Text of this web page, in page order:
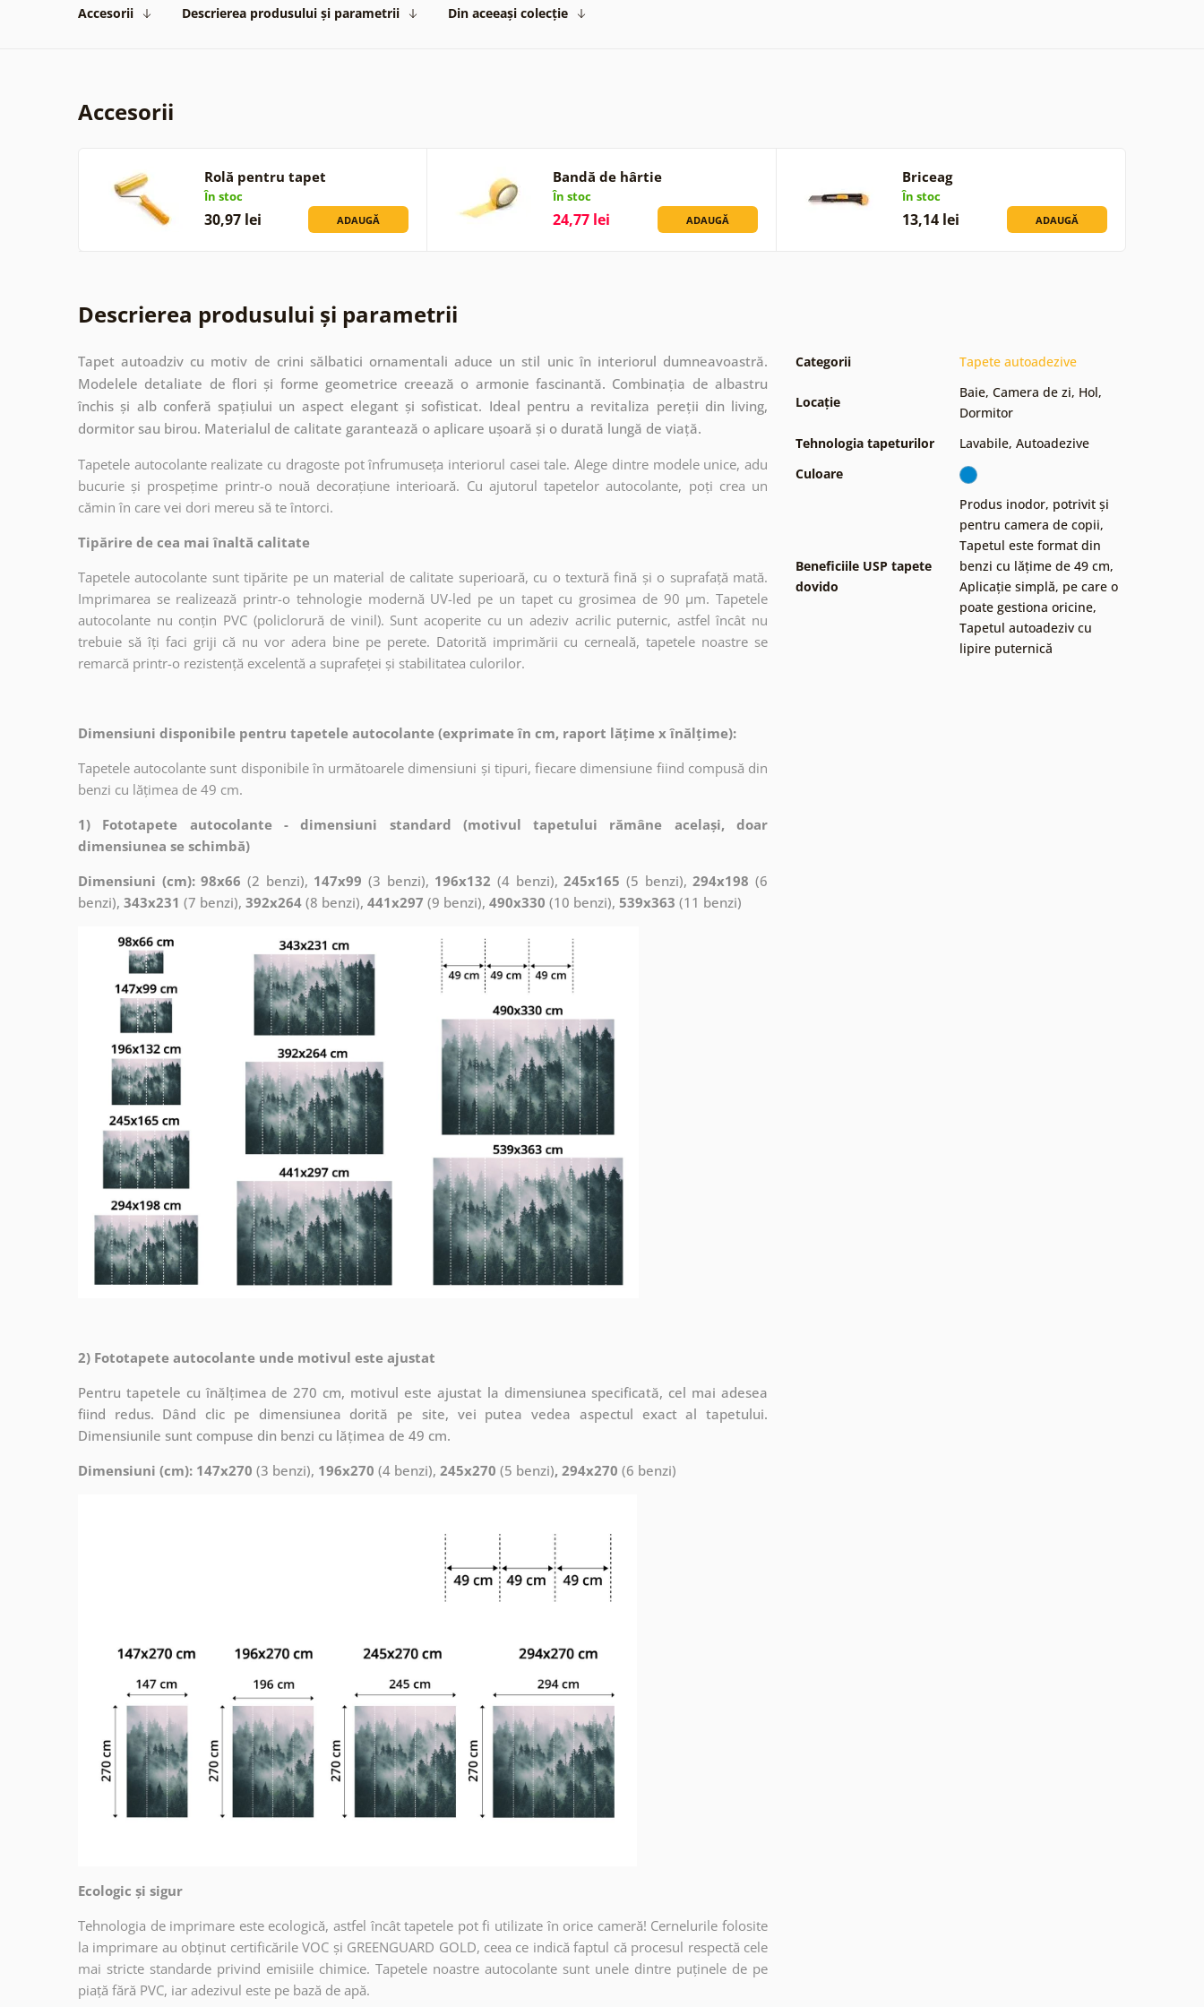
Accesorii Descrierea produsului și parametrii Din aceeași colecție
Accesorii
Rolă pentru tapet
În stoc
30,97 lei ADAUGĂ
Bandă de hârtie
În stoc
24,77 lei ADAUGĂ
Briceag
În stoc
13,14 lei ADAUGĂ
Descrierea produsului și parametrii
Tapet autoadziv cu motiv de crini sălbatici ornamentali aduce un stil unic în interiorul dumneavoastră.
Modelele detaliate de flori și forme geometrice creează o armonie fascinantă. Combinația de albastru
închis și alb conferă spațiului un aspect elegant și sofisticat. Ideal pentru a revitaliza pereții din living,
dormitor sau birou. Materialul de calitate garantează o aplicare ușoară și o durată lungă de viață.
Tapetele autocolante realizate cu dragoste pot înfrumuseța interiorul casei tale. Alege dintre modele unice, adu
bucurie și prospețime printr-o nouă decorațiune interioară. Cu ajutorul tapetelor autocolante, poți crea un
cămin în care vei dori mereu să te întorci.
Tipărire de cea mai înaltă calitate
Tapetele autocolante sunt tipărite pe un material de calitate superioară, cu o textură fină și o suprafață mată.
Imprimarea se realizează printr-o tehnologie modernă UV-led pe un tapet cu grosimea de 90 µm. Tapetele
autocolante nu conțin PVC (policlorură de vinil). Sunt acoperite cu un adeziv acrilic puternic, astfel încât nu
trebuie să îți faci griji că nu vor adera bine pe perete. Datorită imprimării cu cerneală, tapetele noastre se
remarcă printr-o rezistență excelentă a suprafeței și stabilitatea culorilor.
Dimensiuni disponibile pentru tapetele autocolante (exprimate în cm, raport lățime x înălțime):
Tapetele autocolante sunt disponibile în următoarele dimensiuni și tipuri, fiecare dimensiune fiind compusă din
benzi cu lățimea de 49 cm.
1) Fototapete autocolante - dimensiuni standard (motivul tapetului rămâne același, doar
dimensiunea se schimbă)
Dimensiuni (cm): 98x66 (2 benzi), 147x99 (3 benzi), 196x132 (4 benzi),245x165 (5 benzi),294x198 (6
benzi), 343x231 (7 benzi), 392x264 (8 benzi), 441x297 (9 benzi), 490x330 (10 benzi), 539x363 (11 benzi)
2) Fototapete autocolante unde motivul este ajustat
Pentru tapetele cu înălțimea de 270 cm, motivul este ajustat la dimensiunea specificată, cel mai adesea
fiind redus. Dând clic pe dimensiunea dorită pe site, vei putea vedea aspectul exact al tapetului.
Dimensiunile sunt compuse din benzi cu lățimea de 49 cm.
Dimensiuni (cm): 147x270 (3 benzi), 196x270 (4 benzi), 245x270 (5 benzi), 294x270 (6 benzi)
Ecologic și sigur
Tehnologia de imprimare este ecologică, astfel încât tapetele pot fi utilizate în orice cameră! Cernelurile folosite
la imprimare au obținut certificările VOC și GREENGUARD GOLD, ceea ce indică faptul că procesul respectă cele
mai stricte standarde privind emisiile chimice. Tapetele noastre autocolante sunt unele dintre puținele de pe
piață fără PVC, iar adezivul este pe bază de apă.
Categorii Tapete autoadezive
Locație
Baie, Camera de zi, Hol,
Dormitor
Tehnologia tapeturilor
Lavabile, Autoadezive
Culoare
Beneficiile USP tapete
dovido
Produs inodor, potrivit și
pentru camera de copii,
Tapetul este format din
benzi cu lățime de 49 cm,
Aplicație simplă, pe care o
poate gestiona oricine,
Tapetul autoadeziv cu
lipire puternică